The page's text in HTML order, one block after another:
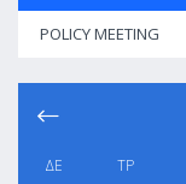
POLICY MEETING
ΔΕ ΤΡ